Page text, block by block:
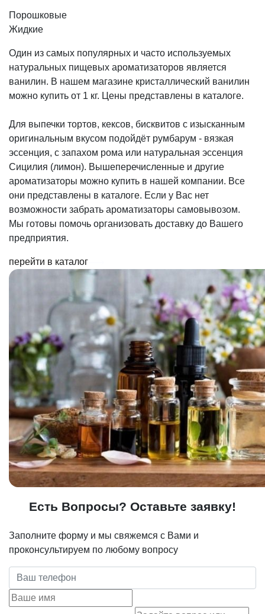
Порошковые
Жидкие
Один из самых популярных и часто используемых
натуральных пищевых ароматизаторов является
ванилин. В нашем магазине кристаллический ванилин
можно купить от 1 кг. Цены представлены в каталоге.
Для выпечки тортов, кексов, бисквитов с изысканным
оригинальным вкусом подойдёт румбарум - вязкая
эссенция, с запахом рома или натуральная эссенция
Сицилия (лимон). Вышеперечисленные и другие
ароматизаторы можно купить в нашей компании. Все
они представлены в каталоге. Если у Вас нет
возможности забрать ароматизаторы самовывозом.
Мы готовы помочь организовать доставку до Вашего
предприятия.
перейти в каталог
Есть Вопросы? Оставьте заявку!
Заполните форму и мы свяжемся с Вами и
проконсультируем по любому вопросу